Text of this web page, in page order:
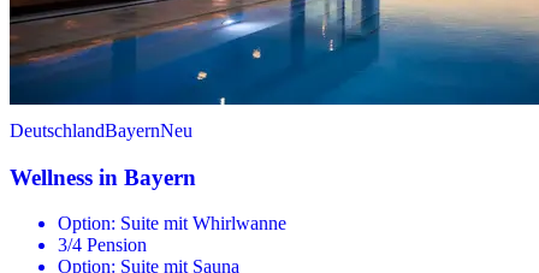
DeutschlandBayernNeu
Wellness in Bayern
Option: Suite mit Whirlwanne
3/4 Pension
Option: Suite mit Sauna